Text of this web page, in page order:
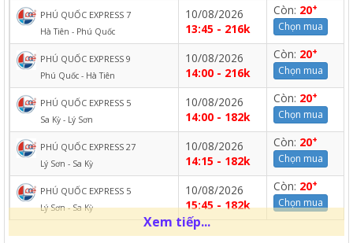
PHÚ QUỐC EXPRESS 7
Hà Tiên - Phú Quốc
10/08/2026
13:45 - 216k
Còn: 20+
Chọn mua
PHÚ QUỐC EXPRESS 9
Phú Quốc - Hà Tiên
10/08/2026
14:00 - 216k
Còn: 20+
Chọn mua
PHÚ QUỐC EXPRESS 5
Sa Kỳ - Lý Sơn
10/08/2026
14:00 - 182k
Còn: 20+
Chọn mua
PHÚ QUỐC EXPRESS 27
Lý Sơn - Sa Kỳ
10/08/2026
14:15 - 182k
Còn: 20+
Chọn mua
PHÚ QUỐC EXPRESS 5
Lý Sơn - Sa Kỳ
10/08/2026
15:45 - 182k
Còn: 20+
Chọn mua
Xem tiếp...